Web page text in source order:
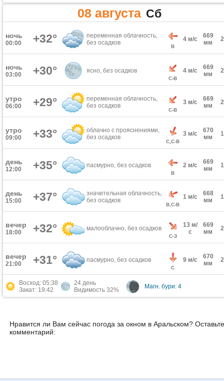
08 августа Сб
ночь
00:00 +32°
переменная облачность,
без осадков
В
4 м/с
669
мм
ночь
03:00 +30° ясно, без осадков
С-В
4 м/с
669
мм
утро
06:00 +29°
переменная облачность,
без осадков
С-В
3 м/с
669
мм
утро
09:00 +33°
облачно с прояснениями,
без осадков
С,С-В
3 м/с
670
мм
день
12:00 +35° пасмурно, без осадков
В
2 м/с
669
мм
день
15:00 +37°
значительная облачность,
без осадков
В,С-В
1 м/с
668
мм
вечер
18:00 +32° малооблачно, без осадков
С-З
13 м/
с
669
мм
вечер
21:00 +31° пасмурно, без осадков
С
9 м/с
670
мм
Восход: 05:38
Закат: 19:42
24 день
Видимость 32%
Магн. бури: 4
Нравится ли Вам сейчас погода за окном в Аральском?
комментарий: